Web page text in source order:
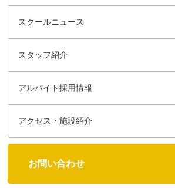
スクールニュース
スタッフ紹介
アルバイト採用情報
アクセス・施設紹介
お問い合わせ